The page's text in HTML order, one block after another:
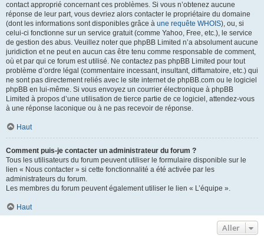
contact approprié concernant ces problèmes. Si vous n’obtenez aucune
réponse de leur part, vous devriez alors contacter le propriétaire du domaine
(dont les informations sont disponibles grâce à une requête WHOIS), ou, si
celui-ci fonctionne sur un service gratuit (comme Yahoo, Free, etc.), le service
de gestion des abus. Veuillez noter que phpBB Limited n’a absolument aucune
juridiction et ne peut en aucun cas être tenu comme responsable de comment,
où et par qui ce forum est utilisé. Ne contactez pas phpBB Limited pour tout
problème d’ordre légal (commentaire incessant, insultant, diffamatoire, etc.) qui
ne sont pas directement reliés avec le site internet de phpBB.com ou le logiciel
phpBB en lui-même. Si vous envoyez un courrier électronique à phpBB
Limited à propos d’une utilisation de tierce partie de ce logiciel, attendez-vous
à une réponse laconique ou à ne pas recevoir de réponse.
Haut
Comment puis-je contacter un administrateur du forum ?
Tous les utilisateurs du forum peuvent utiliser le formulaire disponible sur le
lien « Nous contacter » si cette fonctionnalité a été activée par les
administrateurs du forum.
Les membres du forum peuvent également utiliser le lien « L’équipe ».
Haut
Aller